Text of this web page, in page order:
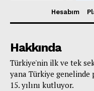
Hesabım
Hakkında
Türkiye'nin ilk ve tek
yana Türkiye genelinde
15. yılını kutluyor.